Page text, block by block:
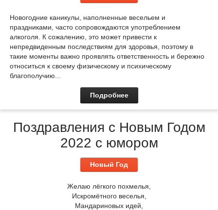
Новогодние каникулы, наполненные весельем и
праздниками, часто сопровождаются употреблением
алкоголя. К сожалению, это может привести к
непредвиденным последствиям для здоровья, поэтому в
такие моменты важно проявлять ответственность и бережно
относиться к своему физическому и психическому
благополучию...
Подробнее
Поздравления с Новым Годом
2022 с юмором
Новый Год
Желаю лёгкого похмелья,
Искромётного веселья,
Мандариновых идей,